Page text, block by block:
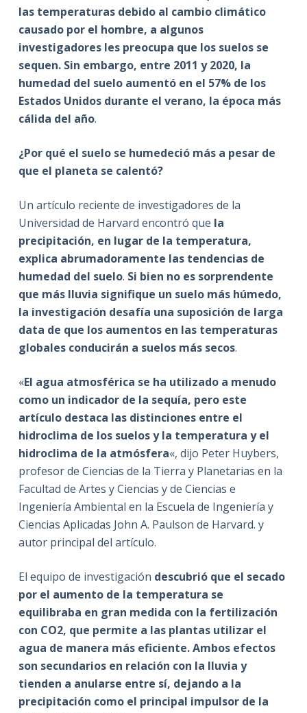
las temperaturas debido al cambio climático
causado por el hombre, a algunos
investigadores les preocupa que los suelos se
sequen. Sin embargo, entre 2011 y 2020, la
humedad del suelo aumentó en el 57% de los
Estados Unidos durante el verano, la época más
cálida del año.
¿Por qué el suelo se humedeció más a pesar de
que el planeta se calentó?
Un artículo reciente de investigadores de la
Universidad de Harvard encontró que la
precipitación, en lugar de la temperatura,
explica abrumadoramente las tendencias de
humedad del suelo. Si bien no es sorprendente
que más lluvia signifique un suelo más húmedo,
la investigación desafía una suposición de larga
data de que los aumentos en las temperaturas
globales conducirán a suelos más secos.
«El agua atmosférica se ha utilizado a menudo
como un indicador de la sequía, pero este
artículo destaca las distinciones entre el
hidroclima de los suelos y la temperatura y el
hidroclima de la atmósfera«, dijo Peter Huybers,
profesor de Ciencias de la Tierra y Planetarias en la
Facultad de Artes y Ciencias y de Ciencias e
Ingeniería Ambiental en la Escuela de Ingeniería y
Ciencias Aplicadas John A. Paulson de Harvard. y
autor principal del artículo.
El equipo de investigación descubrió que el secado
por el aumento de la temperatura se
equilibraba en gran medida con la fertilización
con CO2, que permite a las plantas utilizar el
agua de manera más eficiente.Ambos efectos
son secundarios en relación con la lluvia y
tienden a anularse entre sí, dejando a la
precipitación como el principal impulsor de la